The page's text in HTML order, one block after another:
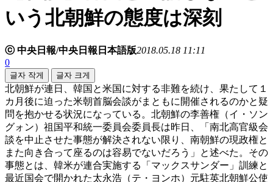
いう北朝鮮の態度は深刻
ⓒ 中央日報/中央日報日本語版2018.05.18 11:11
0
글자 작게 글자 크게
北朝鮮が連日、韓国と米国に対する非難を続け、果たして１
カ月後に迫った米朝首脳会談がまともに開催されるのかと疑
問を抱かせる状況になっている。北朝鮮の李善権（イ・ソン
グォン）祖国平和統一委員会委員長は昨日、「南北高官級会
談を中止させた事態が解決されない限り、南朝鮮の現政権と
また向き合って座るのは容易でないだろう」と述べた。その
事態とは、韓米が連合実施する「マックスサンダー」訓練と
最近国会で開かれた太永浩（テ・ヨンホ）元駐英北朝鮮公使